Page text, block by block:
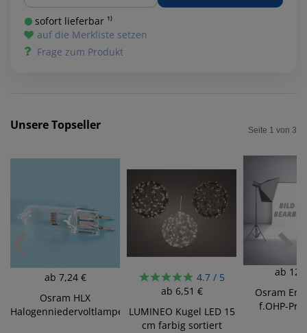
sofort lieferbar ¹⁾
auf die Merkliste setzen
Frage zum Produkt
Unsere Topseller
ab 7,24 €
Osram HLX
Halogenniedervoltlampe
4.7 / 5
ab 6,51 €
LUMINEO Kugel LED 15
cm farbig sortiert
ab
Osram
f.OHP-
Seite 1 von 3